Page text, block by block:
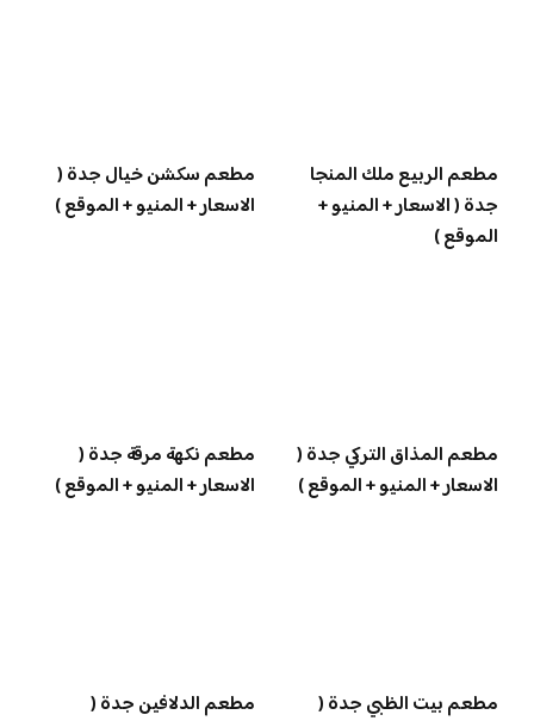
مطعم الربيع ملك المنجا
جدة ( الاسعار + المنيو +
الموقع )
مطعم سكشن خيال جدة (
الاسعار + المنيو + الموقع )
مطعم المذاق التركي جدة (
الاسعار + المنيو + الموقع )
مطعم نكهة مرقة جدة (
الاسعار + المنيو + الموقع )
مطعم بيت الظبي جدة (
مطعم الدلافين جدة (